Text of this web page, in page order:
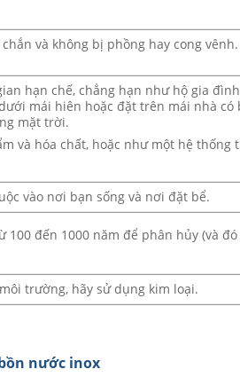
và không bị phồng hay cong
hạn chế, chẳng hạn như hộ gia
mái hiên hoặc đặt trên mái nhà có
mặt trời.
và hóa chất, hoặc như một hệ thống
vào nơi bạn sống và nơi đặt bể.
đến 1000 năm để phân hủy (và
trường, hãy sử dụng kim loại.
nước inox